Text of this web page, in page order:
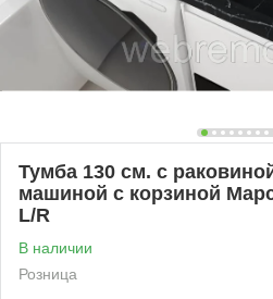
Тумба 130 см. с
машиной с корзиной
L/R
В наличии
Розница